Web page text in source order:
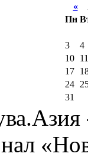
«
Пн
3
4
10
11
17
24
31